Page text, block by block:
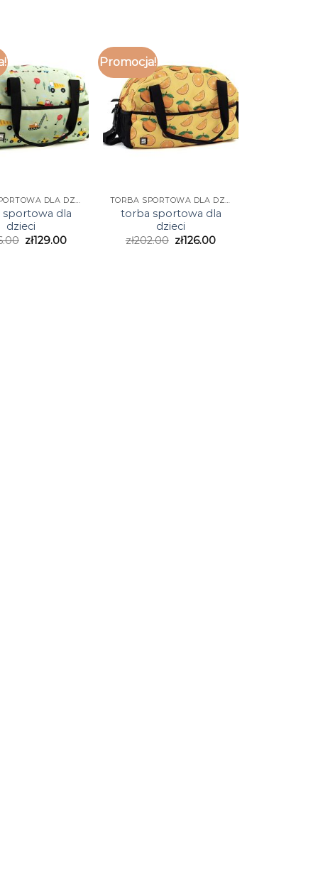
TORBA SPORTOWA DLA DZIECI
dla
dzieci
zł129.00
Promocja!
TORBA SPORTOWA DLA DZIECI
torba sportowa dla
dzieci
zł202.00 zł126.00